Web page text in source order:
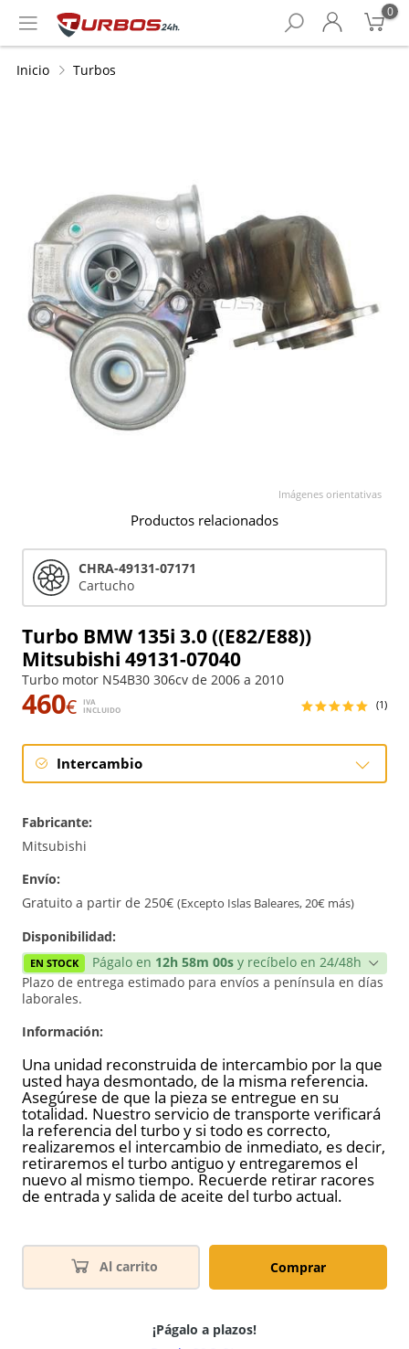
0
Inicio Turbos
Turbo BMW 135i 3.0 ((E82/E88))
Mitsubishi 49131-07040
Turbo motor N54B30 306cv de 2006 a 2010
460€
IVA
INCLUIDO
(1)
Intercambio
Reconstrucción
Fabricante:
Mitsubishi
Envío:
Gratuito a partir de 250€ (Excepto Islas Baleares, 20€ más)
Disponibilidad:
EN STOCK Págalo en 12h 58m 00s y recíbelo en 24/48h
Plazo de entrega estimado para envíos a península en días
laborales.
Información:
Una unidad reconstruida de intercambio por la que
usted haya desmontado, de la misma referencia.
Asegúrese de que la pieza se entregue en su
totalidad. Nuestro servicio de transporte verificará
la referencia del turbo y si todo es correcto,
realizaremos el intercambio de inmediato, es decir,
retiraremos el turbo antiguo y entregaremos el
nuevo al mismo tiempo. Recuerde retirar racores
de entrada y salida de aceite del turbo actual.
Al carrito Comprar
Imágenes orientativas
Productos relacionados
CHRA-49131-07171
Cartucho